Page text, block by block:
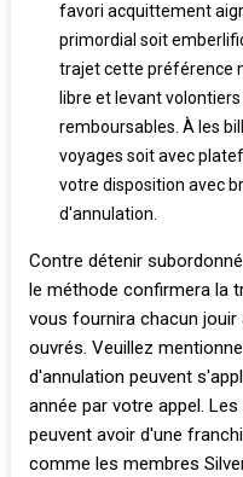
favori acquittement
primordial soit
trajet cette préférence
libre et levant
remboursables. À les
voyages soit avec
votre disposition avec
d'annulation.
Contre détenir
le méthode confirmera la
vous fournira chacun
ouvrés. Veuillez
d'annulation peuvent
année par votre appel.
peuvent avoir d'une
comme les membres